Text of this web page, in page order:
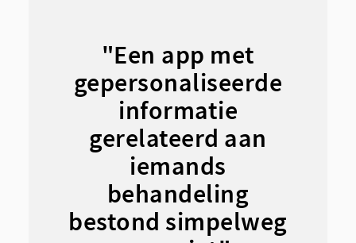
"Een app met
gepersonaliseerde
informatie
gerelateerd aan
iemands
behandeling
bestond simpelweg